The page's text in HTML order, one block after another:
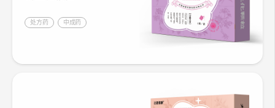
处方药 中成药